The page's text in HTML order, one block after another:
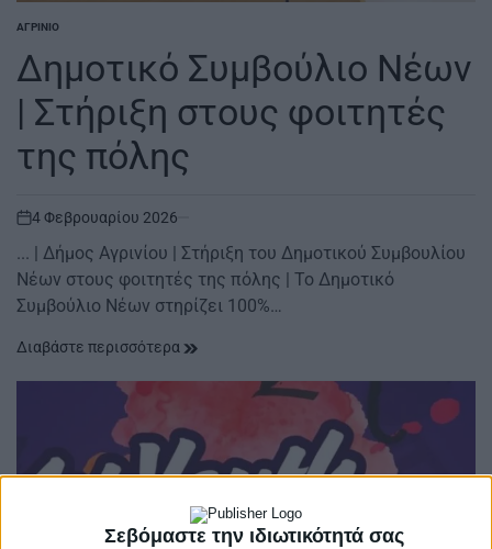
Σεβόμαστε την ιδιωτικότητά σας
POSTED
ΑΓΡΊΝΙΟ
Δημοτικό Συμβούλιο Νέων
| Στήριξη στους φοιτητές
της πόλης
on
4 Φεβρουαρίου 2026
... | Δήμος Αγρινίου | Στήριξη του Δημοτικού Συμβουλίου
Νέων στους φοιτητές της πόλης | Το Δημοτικό
Συμβούλιο Νέων στηρίζει 100%…
Διαβάστε περισσότερα